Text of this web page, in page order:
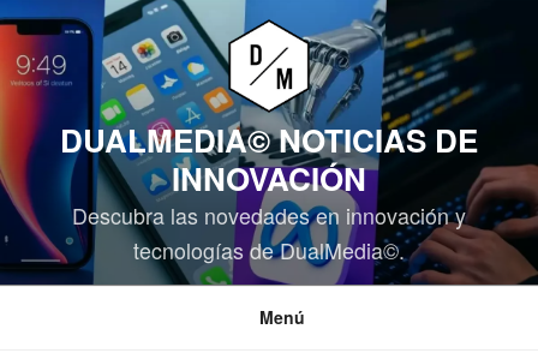
Saltar
contenido
DUALMEDIA© NOTICIAS DE
INNOVACIÓN
Descubra las novedades en innovación y
tecnologías de DualMedia©.
Menú